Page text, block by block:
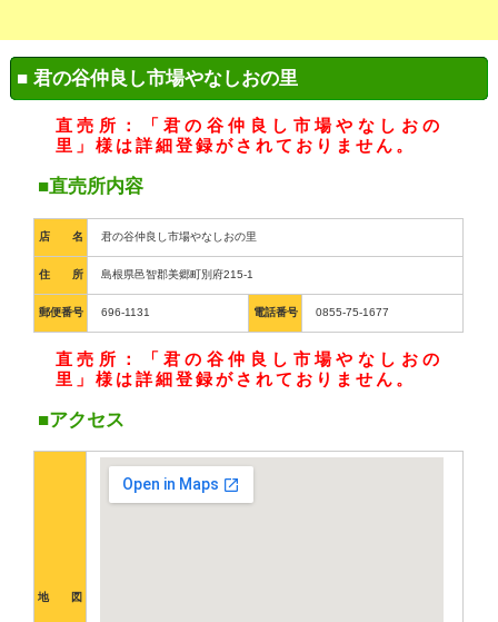
■ 君の谷仲良し市場やなしおの里
直売所：「君の谷仲良し市場やなしおの
里」様は詳細登録がされておりません。
■直売所内容
店 名 君の谷仲良し市場やなしおの里
住 所 島根県邑智郡美郷町別府215-1
郵便番号 696-1131 電話番号 0855-75-1677
直売所：「君の谷仲良し市場やなしおの
里」様は詳細登録がされておりません。
■アクセス
地 図